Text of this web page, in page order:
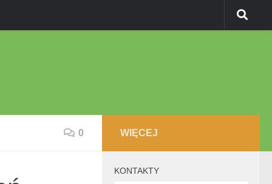
0 WIĘCEJ
KONTAKTY